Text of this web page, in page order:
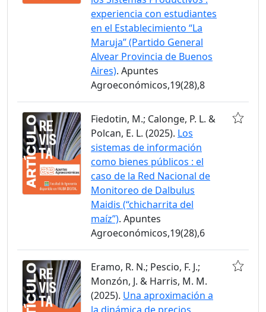
experiencia con estudiantes
en el Establecimiento “La
Maruja” (Partido General
Alvear Provincia de Buenos
Aires). Apuntes
Agroeconómicos,19(28),8
Fiedotin, M.; Calonge, P. L. &
Polcan, E. L. (2025). Los
sistemas de información
como bienes públicos : el
caso de la Red Nacional de
Monitoreo de Dalbulus
Maidis (“chicharrita del
maíz”). Apuntes
Agroeconómicos,19(28),6
Eramo, R. N.; Pescio, F. J.;
Monzón, J. & Harris, M. M.
(2025). Una aproximación a